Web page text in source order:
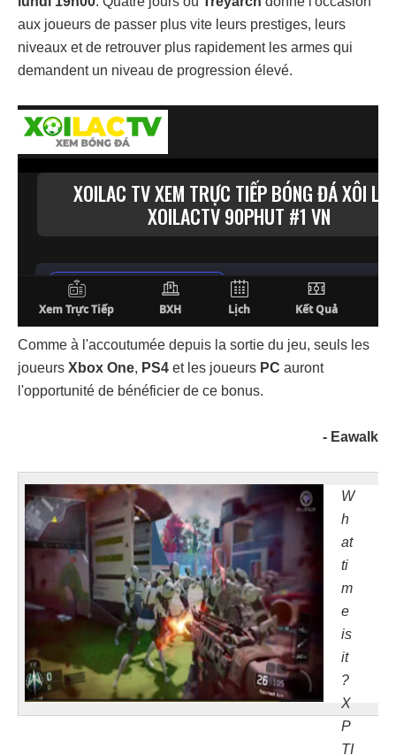
aux joueurs de passer plus vite leurs prestiges, leurs
niveaux et de retrouver plus rapidement les armes qui
demandent un niveau de progression élevé.
Comme à l'accoutumée depuis la sortie du jeu, seuls les
joueurs Xbox One, PS4 et les joueurs PC auront
l'opportunité de bénéficier de ce bonus.
- Eawalk
W
h
at
ti
m
e
is
it
?
X
P
TI